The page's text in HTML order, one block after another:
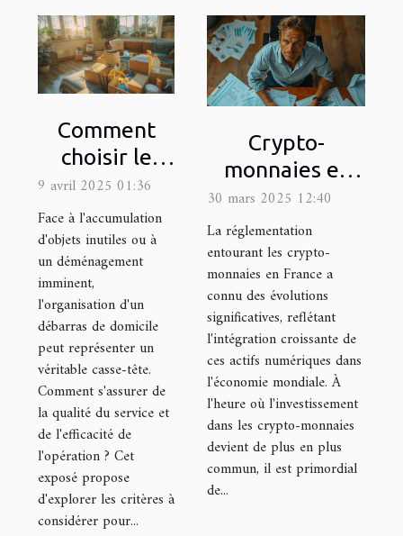
Comment
choisir le
meilleur
service de
débarras
pour votre
domicile
9 avril 2025 01:36
Face à l'accumulation
d'objets inutiles ou à
un déménagement
imminent,
l'organisation d'un
débarras de domicile
peut représenter un
véritable casse-tête.
Comment s'assurer de
la qualité du service et
de l'efficacité de
l'opération ? Cet
exposé propose
d'explorer les critères à
considérer pour...
Crypto-
monnaies et
fiscalité en
France
Comprendre la
réglementation
2023
30 mars 2025 12:40
La réglementation
entourant les crypto-
monnaies en France a
connu des évolutions
significatives, reflétant
l'intégration croissante de
ces actifs numériques dans
l'économie mondiale. À
l'heure où l'investissement
dans les crypto-monnaies
devient de plus en plus
commun, il est primordial
de...